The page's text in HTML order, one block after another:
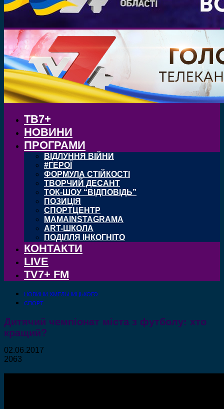
ТВ7+
НОВИНИ
ПРОГРАМИ
ВІДЛУННЯ ВІЙНИ
#ГЕРОЇ
ФОРМУЛА СТІЙКОСТІ
ТВОРЧИЙ ДЕСАНТ
ТОК-ШОУ “ВІДПОВІДЬ”
ПОЗИЦІЯ
СПОРТЦЕНТР
MAMAINSTAGRAMA
ART-ШКОЛА
ПОДІЛЛЯ ІНКОГНІТО
КОНТАКТИ
LIVE
TV7+ FM
НОВИНИ ХМЕЛЬНИЦЬКОГО
СПОРТ
Дитячий чемпіонат міста з футболу: хто
кращий?
02.06.2017
2063